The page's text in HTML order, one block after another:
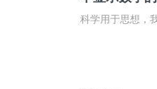
科学用于思想，